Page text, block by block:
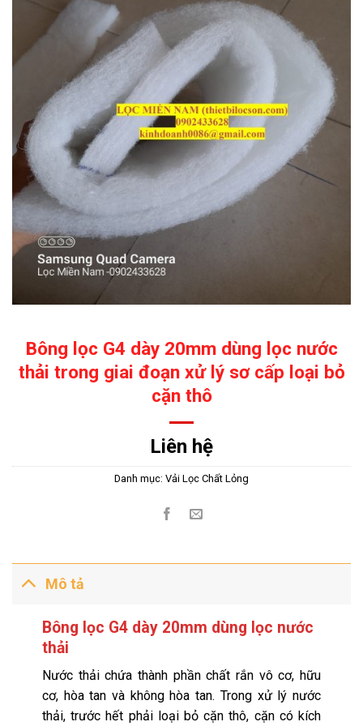
Bông lọc G4 dày 20mm dùng lọc nước
thải trong giai đoạn xử lý sơ cấp loại bỏ
cặn thô
Liên hệ
Danh mục: Vải Lọc Chất Lỏng
Mô tả
Bông lọc G4 dày 20mm dùng lọc nước
thải
Nước thải chứa thành phần chất rắn vô cơ, hữu
cơ, hòa tan và không hòa tan. Trong xử lý nước
thải, trước hết phải loại bỏ cặn thô, cặn có kích